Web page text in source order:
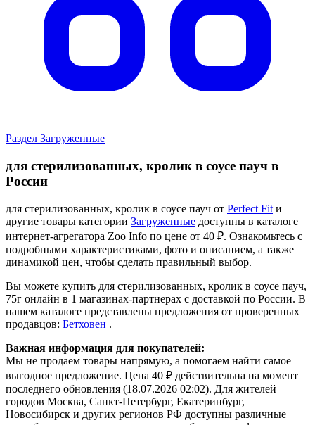
Раздел Загруженные
для стерилизованных, кролик в соусе пауч в
России
для стерилизованных, кролик в соусе пауч от Perfect Fit и
другие товары категории Загруженные доступны в каталоге
интернет-агрегатора Zoo Info по цене от 40 ₽. Ознакомьтесь с
подробными характеристиками, фото и описанием, а также
динамикой цен, чтобы сделать правильный выбор.
Вы можете купить для стерилизованных, кролик в соусе пауч,
75г онлайн в 1 магазинах-партнерах с доставкой по России. В
нашем каталоге представлены предложения от проверенных
продавцов: Бетховен .
Важная информация для покупателей:
Мы не продаем товары напрямую, а помогаем найти самое
выгодное предложение. Цена 40 ₽ действительна на момент
последнего обновления (18.07.2026 02:02). Для жителей
городов Москва, Санкт-Петербург, Екатеринбург,
Новосибирск и других регионов РФ доступны различные